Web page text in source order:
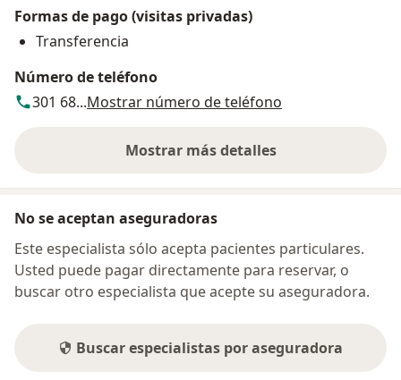
Formas de pago (visitas privadas)
Transferencia
Número de teléfono
301 68...Mostrar número de teléfono
Mostrar más detalles
sobre la dirección
No se aceptan aseguradoras
Este especialista sólo acepta pacientes particulares.
Usted puede pagar directamente para reservar, o
buscar otro especialista que acepte su aseguradora.
Buscar especialistas por aseguradora